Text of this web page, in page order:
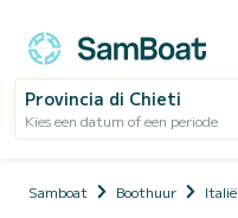
Provincia di Chieti
Kies een datum of een periode
Samboat Boothuur Italië